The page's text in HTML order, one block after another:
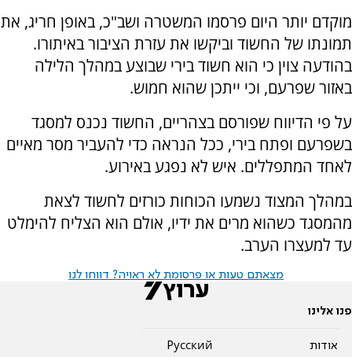
מוקדם יותר היום פרסמו המשטרה ושב"כ, באופן חריג, את
תמונתו של החשוד וביקשו את עזרת הציבור באיתורו.
בהודעה צוין כי הוא חשוד בירי שבוצע במהלך הלילה
באזור שפרעם, וכי ייתכן שהוא חמוש.
על פי הדיווח שפורסם בצהריים, החשוד נכנס למסגד
בשפרעם ופתח בירי, ככל הנראה כדי להעביר מסר מאיים
לאחד המתפללים. איש לא נפגע באירוע.
במהלך המצוד נשמעו הכוחות כורזים לחשוד לצאת
מהמסגד כשהוא מרים את ידיו, אולם הוא הצליח להימלט
עד למעצרו הערב.
מצאתם טעות או פרסומת לא ראויה? דווחו לנו
פנו אלינו
אודות
Pусский